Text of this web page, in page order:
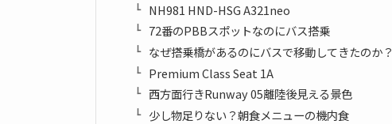
NH981 HND-HSG A321neo
72番のPBBスポットなのにバス搭乗
なぜ搭乗橋があるのにバスで移動してきたのか？
Premium Class Seat 1A
西方面行きRunway 05離陸後見える景色
少し物足りない？朝食メニューの機内食